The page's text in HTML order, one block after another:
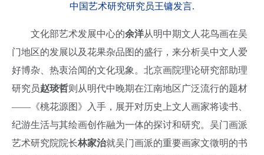
中国艺术研究研究员王镛发言.
文化部艺术发展中心的余洋从明中期文人花鸟画在吴
门地区的发展以及花果杂品图的盛行，来分析吴中文人爱
好博杂、热衷洽闻的文化现象。北京画院理论研究部助理
研究员赵琰哲则从明代中晚期在江南地区广泛流行的题材
——《桃花源图》入手，展开对历史上文人画家将读书、
纪游生活与其绘画创作融为一体的探讨和研究。吴门画派
艺术研究院院长林家治就吴门画派的重要画家文徵明的书